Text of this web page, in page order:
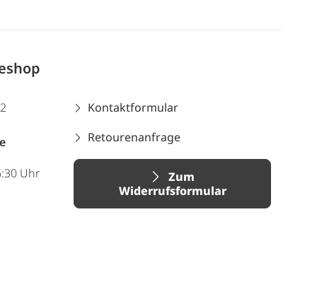
Uhr
Kontaktformular
Retourenanfrage
Zum
Widerrufsformular